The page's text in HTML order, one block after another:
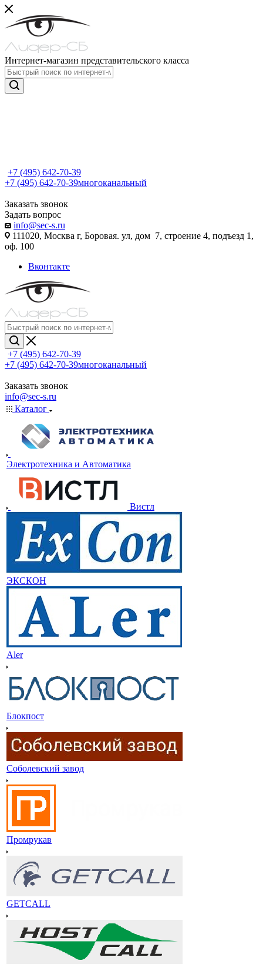
Интернет-магазин представительского класса
+7 (495) 642-70-39
+7 (495) 642-70-39многоканальный
Заказать звонок
Задать вопрос
info@sec-s.ru
111020, Москва г, Боровая. ул, дом 7, строение 4, подъезд 1,
оф. 100
Вконтакте
+7 (495) 642-70-39
+7 (495) 642-70-39многоканальный
Заказать звонок
info@sec-s.ru
Каталог
Электротехника и Автоматика
Вистл
ЭКСКОН
Aler
Блокпост
Соболевский завод
Промрукав
GETCALL